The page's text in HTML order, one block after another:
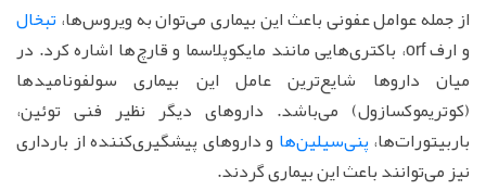
از جمله عوامل عفونی باعث این بیماری می‌توان به ویروس‌ها،تبخال
و ارف orf، باکتری‌هایی مانند مایکوپلاسما و قارچ‌ها اشاره کرد. در
میان داروها شایع‌ترین عامل این بیماری سولفونامیدها
(کوتریموکسازول) می‌باشد. داروهای دیگر نظیر فنی توئین،
باربیتورات‌ها،پنی‌سیلین‌ها و داروهای پیشگیری‌کننده از بارداری
نیز می‌توانند باعث این بیماری گردند.